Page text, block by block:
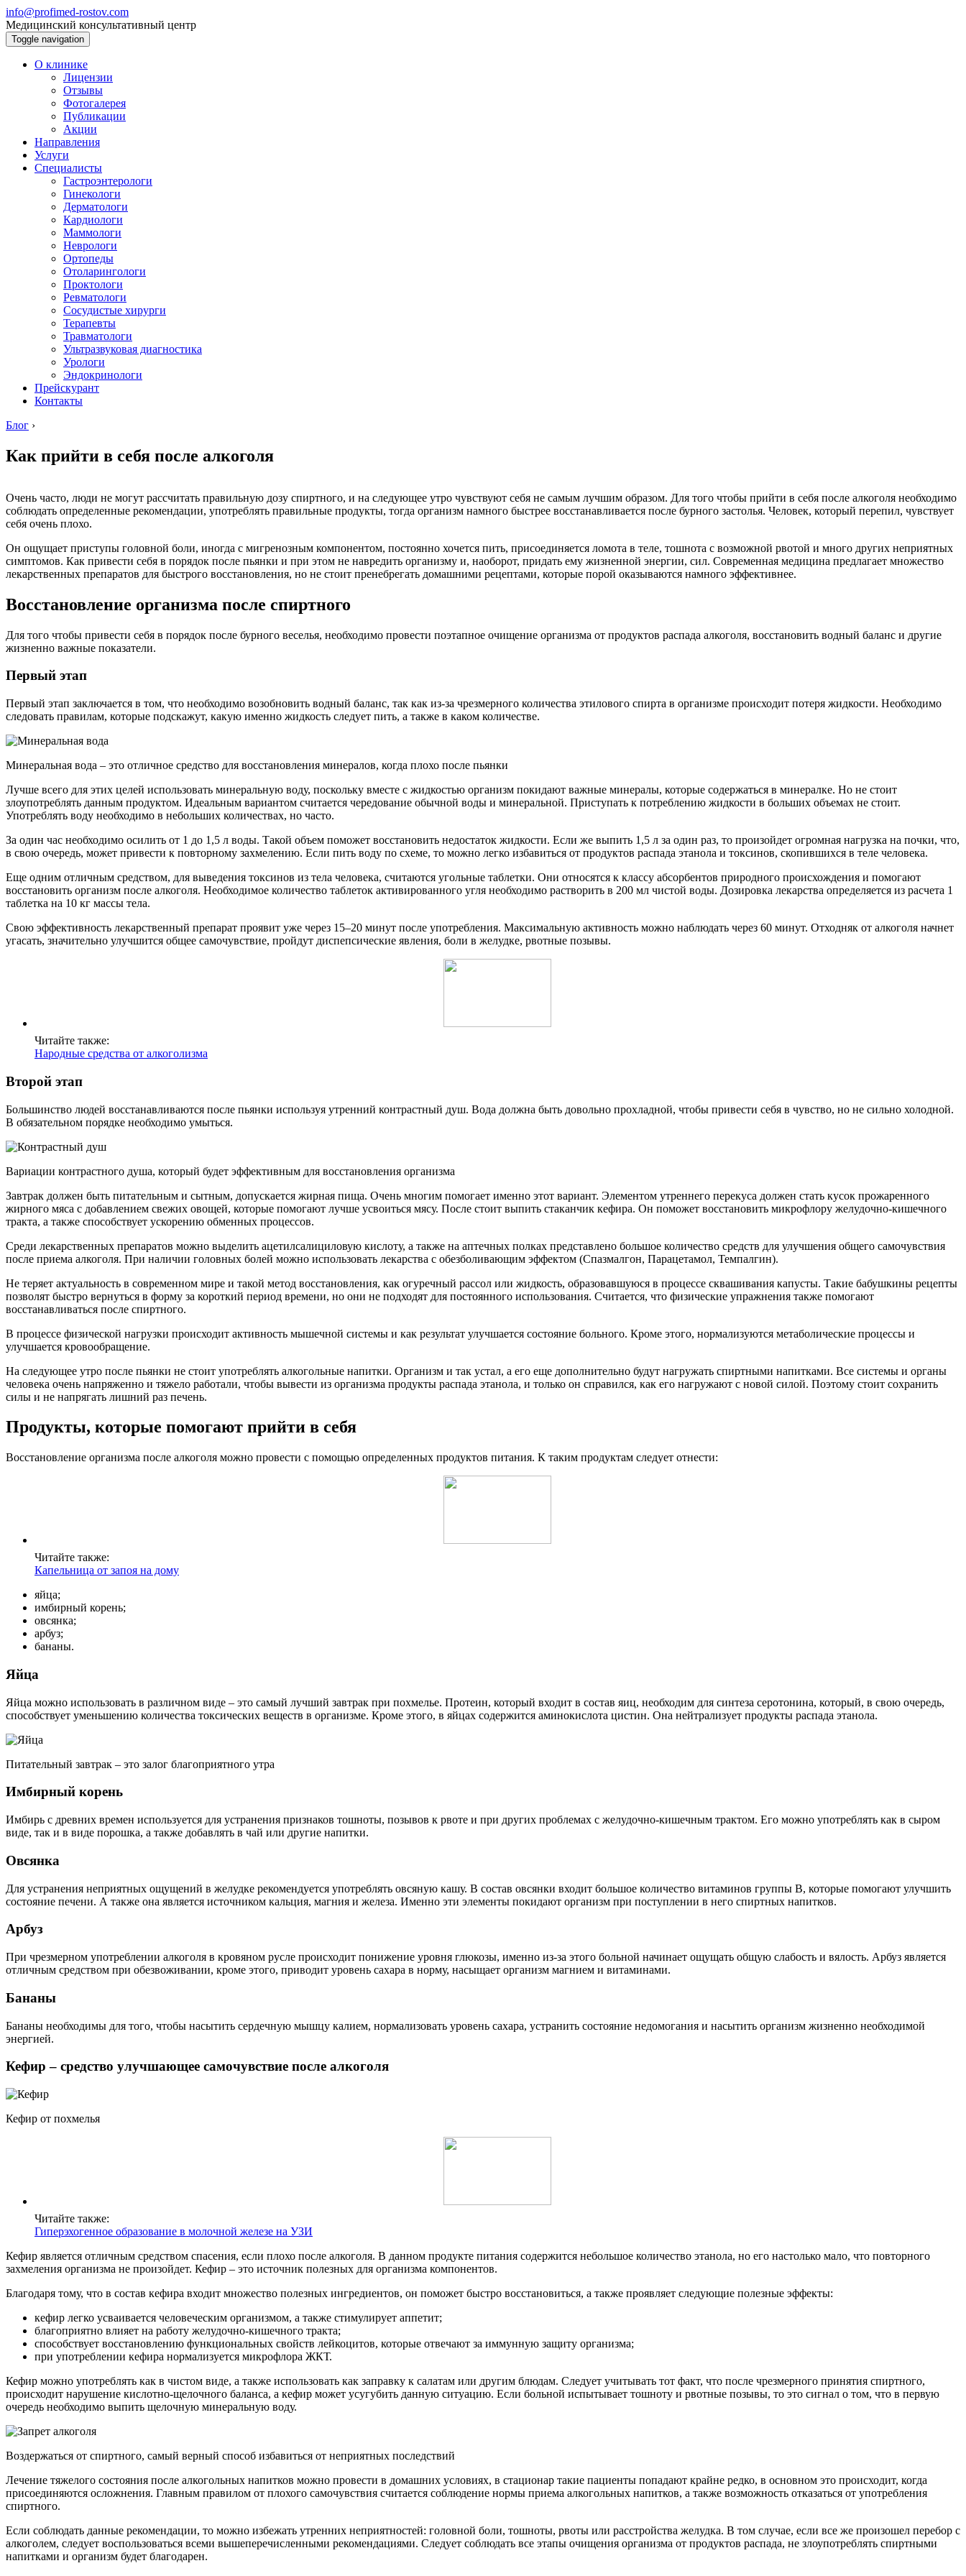
info@profimed-rostov.com
Медицинский консультативный центр
Toggle navigation
О клинике
Лицензии
Отзывы
Фотогалерея
Публикации
Акции
Направления
Услуги
Специалисты
Гастроэнтерологи
Гинекологи
Дерматологи
Кардиологи
Маммологи
Неврологи
Ортопеды
Отоларингологи
Проктологи
Ревматологи
Сосудистые хирурги
Терапевты
Травматологи
Ультразвуковая диагностика
Урологи
Эндокринологи
Прейскурант
Контакты
Блог ›
Как прийти в себя после алкоголя
Очень часто, люди не могут рассчитать правильную дозу спиртного, и на следующее утро чувствуют себя не самым лучшим образом. Для того чтобы прийти в себя после алкоголя необходимо
соблюдать определенные рекомендации, употреблять правильные продукты, тогда организм намного быстрее восстанавливается после бурного застолья. Человек, который перепил, чувствует
себя очень плохо.
Он ощущает приступы головной боли, иногда с мигренозным компонентом, постоянно хочется пить, присоединяется ломота в теле, тошнота с возможной рвотой и много других неприятных
симптомов. Как привести себя в порядок после пьянки и при этом не навредить организму и, наоборот, придать ему жизненной энергии, сил. Современная медицина предлагает множество
лекарственных препаратов для быстрого восстановления, но не стоит пренебрегать домашними рецептами, которые порой оказываются намного эффективнее.
Восстановление организма после спиртного
Для того чтобы привести себя в порядок после бурного веселья, необходимо провести поэтапное очищение организма от продуктов распада алкоголя, восстановить водный баланс и другие
жизненно важные показатели.
Первый этап
Первый этап заключается в том, что необходимо возобновить водный баланс, так как из-за чрезмерного количества этилового спирта в организме происходит потеря жидкости. Необходимо
следовать правилам, которые подскажут, какую именно жидкость следует пить, а также в каком количестве.
Минеральная вода – это отличное средство для восстановления минералов, когда плохо после пьянки
Лучше всего для этих целей использовать минеральную воду, поскольку вместе с жидкостью организм покидают важные минералы, которые содержаться в минералке. Но не стоит
злоупотреблять данным продуктом. Идеальным вариантом считается чередование обычной воды и минеральной. Приступать к потреблению жидкости в больших объемах не стоит.
Употреблять воду необходимо в небольших количествах, но часто.
За один час необходимо осилить от 1 до 1,5 л воды. Такой объем поможет восстановить недостаток жидкости. Если же выпить 1,5 л за один раз, то произойдет огромная нагрузка на почки, что,
в свою очередь, может привести к повторному захмелению. Если пить воду по схеме, то можно легко избавиться от продуктов распада этанола и токсинов, скопившихся в теле человека.
Еще одним отличным средством, для выведения токсинов из тела человека, считаются угольные таблетки. Они относятся к классу абсорбентов природного происхождения и помогают
восстановить организм после алкоголя. Необходимое количество таблеток активированного угля необходимо растворить в 200 мл чистой воды. Дозировка лекарства определяется из расчета 1
таблетка на 10 кг массы тела.
Свою эффективность лекарственный препарат проявит уже через 15–20 минут после употребления. Максимальную активность можно наблюдать через 60 минут. Отходняк от алкоголя начнет
угасать, значительно улучшится общее самочувствие, пройдут диспепсические явления, боли в желудке, рвотные позывы.
Читайте также:
Народные средства от алкоголизма
Второй этап
Большинство людей восстанавливаются после пьянки используя утренний контрастный душ. Вода должна быть довольно прохладной, чтобы привести себя в чувство, но не сильно холодной.
В обязательном порядке необходимо умыться.
Вариации контрастного душа, который будет эффективным для восстановления организма
Завтрак должен быть питательным и сытным, допускается жирная пища. Очень многим помогает именно этот вариант. Элементом утреннего перекуса должен стать кусок прожаренного
жирного мяса с добавлением свежих овощей, которые помогают лучше усвоиться мясу. После стоит выпить стаканчик кефира. Он поможет восстановить микрофлору желудочно-кишечного
тракта, а также способствует ускорению обменных процессов.
Среди лекарственных препаратов можно выделить ацетилсалициловую кислоту, а также на аптечных полках представлено большое количество средств для улучшения общего самочувствия
после приема алкоголя. При наличии головных болей можно использовать лекарства с обезболивающим эффектом (Спазмалгон, Парацетамол, Темпалгин).
Не теряет актуальность в современном мире и такой метод восстановления, как огуречный рассол или жидкость, образовавшуюся в процессе сквашивания капусты. Такие бабушкины рецепты
позволят быстро вернуться в форму за короткий период времени, но они не подходят для постоянного использования. Считается, что физические упражнения также помогают
восстанавливаться после спиртного.
В процессе физической нагрузки происходит активность мышечной системы и как результат улучшается состояние больного. Кроме этого, нормализуются метаболические процессы и
улучшается кровообращение.
На следующее утро после пьянки не стоит употреблять алкогольные напитки. Организм и так устал, а его еще дополнительно будут нагружать спиртными напитками. Все системы и органы
человека очень напряженно и тяжело работали, чтобы вывести из организма продукты распада этанола, и только он справился, как его нагружают с новой силой. Поэтому стоит сохранить
силы и не напрягать лишний раз печень.
Продукты, которые помогают прийти в себя
Восстановление организма после алкоголя можно провести с помощью определенных продуктов питания. К таким продуктам следует отнести:
Читайте также:
Капельница от запоя на дому
яйца;
имбирный корень;
овсянка;
арбуз;
бананы.
Яйца
Яйца можно использовать в различном виде – это самый лучший завтрак при похмелье. Протеин, который входит в состав яиц, необходим для синтеза серотонина, который, в свою очередь,
способствует уменьшению количества токсических веществ в организме. Кроме этого, в яйцах содержится аминокислота цистин. Она нейтрализует продукты распада этанола.
Питательный завтрак – это залог благоприятного утра
Имбирный корень
Имбирь с древних времен используется для устранения признаков тошноты, позывов к рвоте и при других проблемах с желудочно-кишечным трактом. Его можно употреблять как в сыром
виде, так и в виде порошка, а также добавлять в чай или другие напитки.
Овсянка
Для устранения неприятных ощущений в желудке рекомендуется употреблять овсяную кашу. В состав овсянки входит большое количество витаминов группы В, которые помогают улучшить
состояние печени. А также она является источником кальция, магния и железа. Именно эти элементы покидают организм при поступлении в него спиртных напитков.
Арбуз
При чрезмерном употреблении алкоголя в кровяном русле происходит понижение уровня глюкозы, именно из-за этого больной начинает ощущать общую слабость и вялость. Арбуз является
отличным средством при обезвоживании, кроме этого, приводит уровень сахара в норму, насыщает организм магнием и витаминами.
Бананы
Бананы необходимы для того, чтобы насытить сердечную мышцу калием, нормализовать уровень сахара, устранить состояние недомогания и насытить организм жизненно необходимой
энергией.
Кефир – средство улучшающее самочувствие после алкоголя
Кефир от похмелья
Читайте также:
Гиперэхогенное образование в молочной железе на УЗИ
Кефир является отличным средством спасения, если плохо после алкоголя. В данном продукте питания содержится небольшое количество этанола, но его настолько мало, что повторного
захмеления организма не произойдет. Кефир – это источник полезных для организма компонентов.
Благодаря тому, что в состав кефира входит множество полезных ингредиентов, он поможет быстро восстановиться, а также проявляет следующие полезные эффекты:
кефир легко усваивается человеческим организмом, а также стимулирует аппетит;
благоприятно влияет на работу желудочно-кишечного тракта;
способствует восстановлению функциональных свойств лейкоцитов, которые отвечают за иммунную защиту организма;
при употреблении кефира нормализуется микрофлора ЖКТ.
Кефир можно употреблять как в чистом виде, а также использовать как заправку к салатам или другим блюдам. Следует учитывать тот факт, что после чрезмерного принятия спиртного,
происходит нарушение кислотно-щелочного баланса, а кефир может усугубить данную ситуацию. Если больной испытывает тошноту и рвотные позывы, то это сигнал о том, что в первую
очередь необходимо выпить щелочную минеральную воду.
Воздержаться от спиртного, самый верный способ избавиться от неприятных последствий
Лечение тяжелого состояния после алкогольных напитков можно провести в домашних условиях, в стационар такие пациенты попадают крайне редко, в основном это происходит, когда
присоединяются осложнения. Главным правилом от плохого самочувствия считается соблюдение нормы приема алкогольных напитков, а также возможность отказаться от употребления
спиртного.
Если соблюдать данные рекомендации, то можно избежать утренних неприятностей: головной боли, тошноты, рвоты или расстройства желудка. В том случае, если все же произошел перебор с
алкоголем, следует воспользоваться всеми вышеперечисленными рекомендациями. Следует соблюдать все этапы очищения организма от продуктов распада, не злоупотреблять спиртными
напитками и организм будет благодарен.